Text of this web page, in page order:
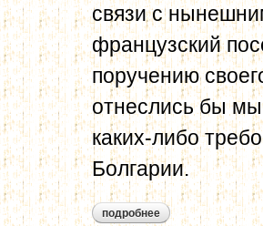
связи с
французский
поручению
отнеслись бы мы
каких-либо
Болгарии.
подробнее о из секретного